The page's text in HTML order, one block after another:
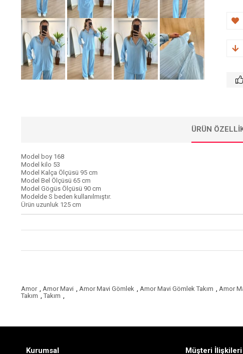
ÜRÜN
Model boy 168
Model kilo 53
Model Kalça Ölçüsü 95 cm
Model Bel Ölçüsü 65 cm
Model Gögüs Ölçüsü 90 cm
Modelde S beden kullanılmıştır.
Ürün uzunluk 125 cm
Amor
Amor Mavi Amor Mavi Gömlek Amor Mavi Gömlek Takım Amor
Takım
Takım
Kurumsal Müşteri İlişkileri